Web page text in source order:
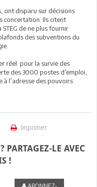
ont disparu sur décisions
concertation. Ils citent
de ne plus fournir
des subventions du
réel pour la survie des
des 3000 postes d’emploi,
à l’adresse des pouvoirs
Imprimer
PARTAGEZ-LE AVEC
!